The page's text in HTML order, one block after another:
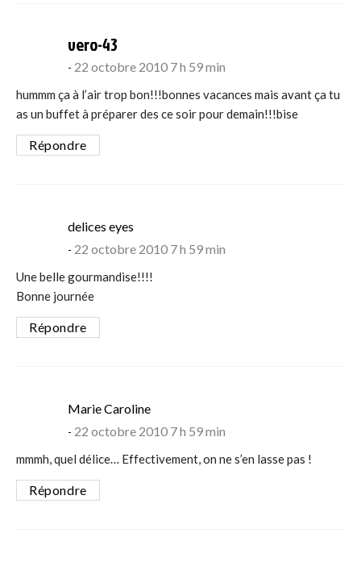
vero-43
22 octobre 2010 7 h 59 min
hummm ça à l’air trop bon!!!bonnes vacances mais avant ça tu
as un buffet à préparer des ce soir pour demain!!!bise
Répondre
delices eyes
22 octobre 2010 7 h 59 min
Une belle gourmandise!!!!
Bonne journée
Répondre
Marie Carolinesays:
22 octobre 2010 7 h 59 min
mmmh, quel délice… Effectivement, on ne s’en lasse pas !
Répondre